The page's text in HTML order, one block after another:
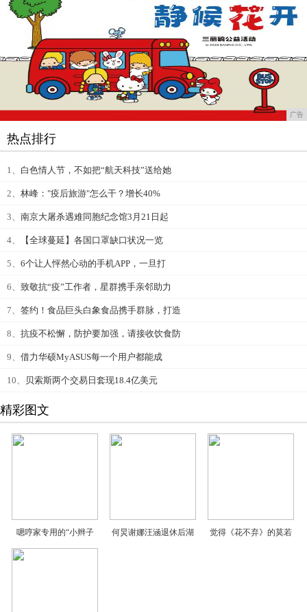
广告
热点排行
1、 白色情人节，不如把“航天科技”送给她
2、 林峰："疫后旅游"怎么干？增长40%
3、 南京大屠杀遇难同胞纪念馆3月21日起
4、 【全球蔓延】各国口罩缺口状况一览
5、 6个让人怦然心动的手机APP，一旦打
6、 致敬抗“疫”工作者，星群携手亲邻助力
7、 签约！食品巨头白象食品携手群脉，打造
8、 抗疫不松懈，防护要加强，请接收饮食防
9、 借力华硕MyASUS每一个用户都能成
10、 贝索斯两个交易日套现18.4亿美元
精彩图文
嗯哼家专用的“小辫子 何炅谢娜汪涵退休后湖 觉得《花不弃》的莫若